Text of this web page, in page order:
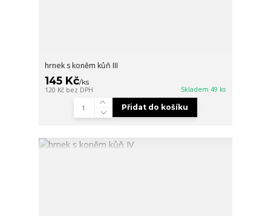
hrnek s koněm kůň III
145 Kč/ks
120 Kč bez DPH Skladem 49 ks
Přidat do košíku